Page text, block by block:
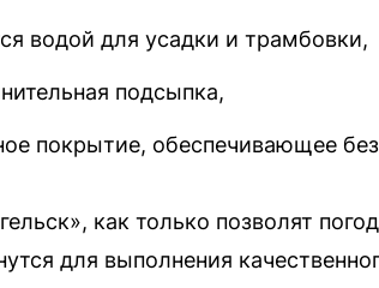
водой для усадки и трамбовки,
подсыпка,
покрытие, обеспечивающее
как только позволят
для выполнения